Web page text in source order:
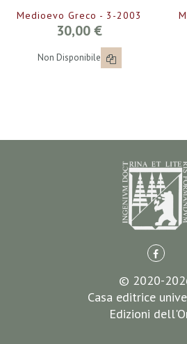
Medioevo Greco - 3-2003
30,00 €
Non Disponibile
© 2020-
Casa editrice
Edizioni